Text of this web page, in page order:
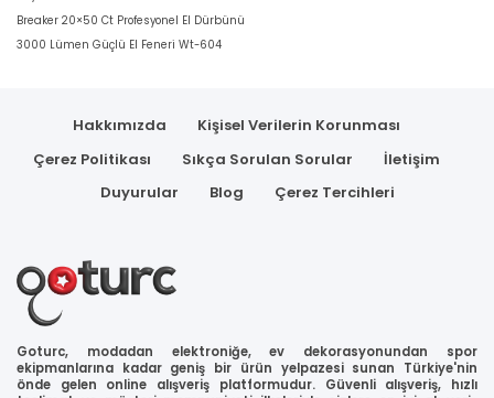
Breaker 20×50 Ct Profesyonel El Dürbünü
3000 Lümen Güçlü El Feneri Wt-604
Hakkımızda
Kişisel Verilerin Korunması
Çerez Politikası
Sıkça Sorulan Sorular
İletişim
Duyurular
Blog Çerez Tercihleri
Goturc, modadan elektroniğe, ev dekorasyonundan spor
ekipmanlarına kadar geniş bir ürün yelpazesi sunan Türkiye'nin
önde gelen online alışveriş platformudur. Güvenli alışveriş, hızlı